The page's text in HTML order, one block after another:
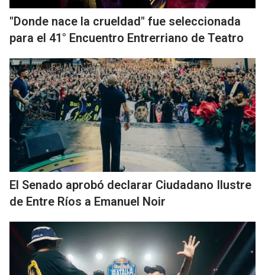
"Donde nace la crueldad" fue seleccionada
para el 41° Encuentro Entrerriano de Teatro
El Senado aprobó declarar Ciudadano Ilustre
de Entre Ríos a Emanuel Noir